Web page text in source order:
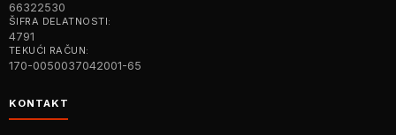
66322530
ŠIFRA DELATNOSTI:
4791
TEKUĆI RAČUN:
170-0050037042001-65
KONTAKT